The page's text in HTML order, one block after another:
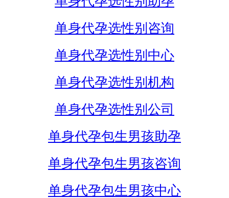
单身代孕选性别咨询
单身代孕选性别中心
单身代孕选性别机构
单身代孕选性别公司
单身代孕包生男孩助孕
单身代孕包生男孩咨询
单身代孕包生男孩中心